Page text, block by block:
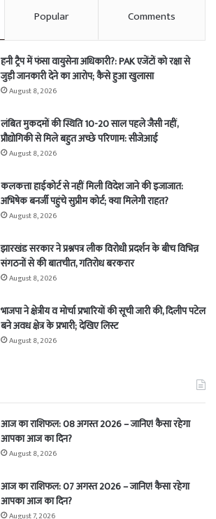
Popular Comments
हनी ट्रैप में फंसा वायुसेना अधिकारी?: PAK एजेंटों को रक्षा से
जुड़ी जानकारी देने का आरोप; कैसे हुआ खुलासा
August 8, 2026
लंबित मुकदमों की स्थिति 10-20 साल पहले जैसी नहीं,
प्रौद्योगिकी से मिले बहुत अच्छे परिणाम: सीजेआई
August 8, 2026
कलकत्ता हाईकोर्ट से नहीं मिली विदेश जाने की इजाजात:
अभिषेक बनर्जी पहुंचे सुप्रीम कोर्ट; क्या मिलेगी राहत?
August 8, 2026
झारखंड सरकार ने प्रश्नपत्र लीक विरोधी प्रदर्शन के बीच विभिन्न
संगठनों से की बातचीत, गतिरोध बरकरार
August 8, 2026
भाजपा ने क्षेत्रीय व मोर्चा प्रभारियों की सूची जारी की, दिलीप पटेल
बने अवध क्षेत्र के प्रभारी; देखिए लिस्ट
August 8, 2026
आज का राशिफल: 08 अगस्त 2026 – जानिए! कैसा रहेगा
आपका आज का दिन?
August 8, 2026
आज का राशिफल: 07 अगस्त 2026 – जानिए! कैसा रहेगा
आपका आज का दिन?
August 7, 2026